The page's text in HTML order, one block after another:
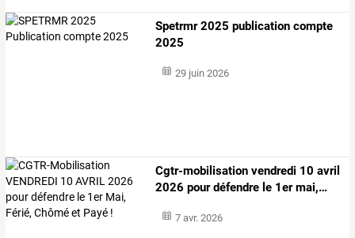
Spetrmr 2025 publication compte
2025
29 juin 2026
Cgtr-mobilisation vendredi 10 avril
2026 pourdéfendre le 1ermai,…
7 avr. 2026